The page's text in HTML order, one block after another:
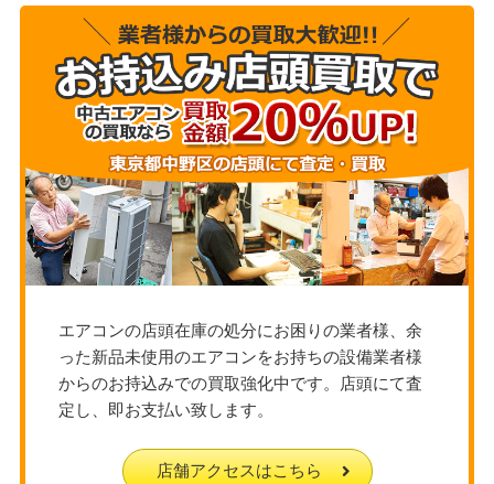
エアコンの店頭在庫の処分にお困りの業者様、余
った新品未使用のエアコンをお持ちの設備業者様
からのお持込みでの買取強化中です。店頭にて査
定し、即お支払い致します。
店舗アクセスはこちら